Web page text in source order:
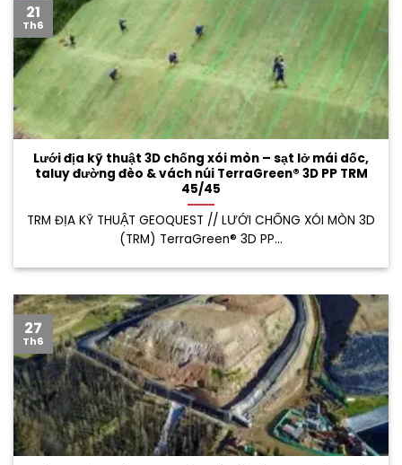
Lưới địa kỹ thuật 3D chống xói mòn – sạt lở mái dốc,
taluy đường đèo & vách núi TerraGreen® 3D PP TRM
45/45
TRM ĐỊA KỸ THUẬT GEOQUEST // LƯỚI CHỐNG XÓI MÒN 3D
(TRM) TerraGreen® 3D PP...
21
Th6
27
Th6